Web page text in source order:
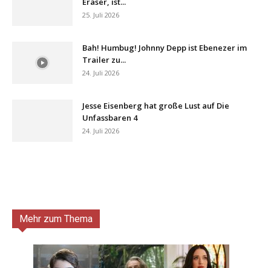
25. Juli 2026
Bah! Humbug! Johnny Depp ist Ebenezer im
Trailer zu...
24. Juli 2026
Jesse Eisenberg hat große Lust auf Die
Unfassbaren 4
24. Juli 2026
Mehr zum Thema